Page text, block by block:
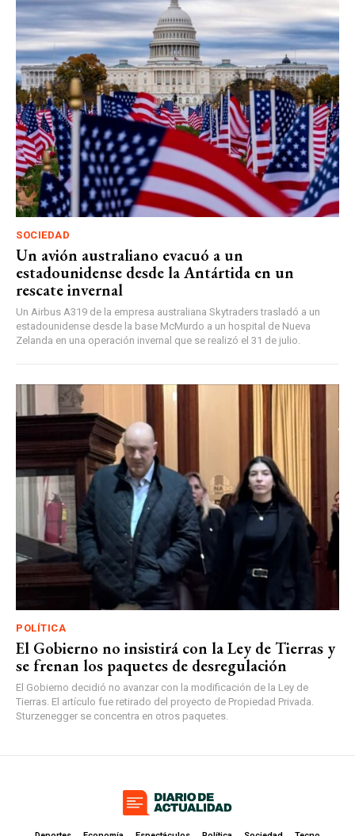
SOCIEDAD
Un avión australiano evacuó a un
estadounidense desde la Antártida en un
rescate invernal
Un Airbus A319 de la empresa australiana Skytraders trasladó a un
estadounidense desde la base McMurdo a un hospital de Nueva
Zelanda en una operación invernal que se realizó el 31 de julio.
POLÍTICA
El Gobierno no insistirá con la Ley de Tierras y
se frenan los paquetes de desregulación
El Gobierno decidió no avanzar con la modificación de la Ley de
Tierras. El artículo fue retirado del proyecto de Propiedad Privada.
Sturzenegger se concentra en otros paquetes.